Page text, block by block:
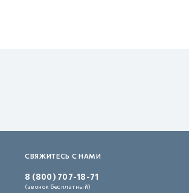
СВЯЖИТЕСЬ С НАМИ
8 (800) 707-18-71
(звонок бесплатный)